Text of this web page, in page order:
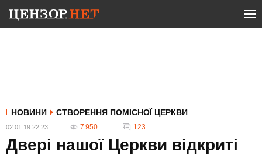
НОВИНИ СТВОРЕННЯ ПОМІСНОЇ ЦЕРКВИ
02.01.19 22:23 7 950 123
Двері нашої Церкви відкриті